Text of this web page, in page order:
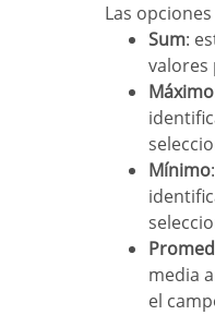
Las
Sum:
valores
Máximo
Mínimo
media
el